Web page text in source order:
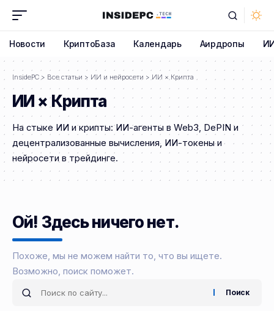
Новости КриптоБаза Календарь Аирдропы
InsidePC > Все статьи > ИИ и нейросети >ИИ × Крипта
ИИ × Крипта
На стыке ИИ и крипты: ИИ-агенты в Web3, DePIN и
децентрализованные вычисления, ИИ-токены и
нейросети в трейдинге.
Ой! Здесь ничего нет.
Похоже, мы не можем найти то, что вы ищете.
Возможно, поиск поможет.